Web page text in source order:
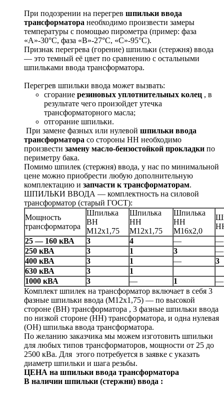
При подозрении на перегрев шпильки ввода
трансформатора необходимо произвести замеры
температуры с помощью пирометра (пример: фаза
«А»-30°С, фаза «В»-27°С, «С»-95°С).
Признак перегрева (горение) шпильки (стержня) ввода
— это темный её цвет по сравнению с остальными
шпильками ввода трансформатора.
Перегрев шпильки ввода может вызвать:
сгорание резиновых уплотнительных колец , в
результате чего произойдет утечка
трансформаторного масла;
отгорание шпильки.
При замене фазных или нулевой шпильки ввода
трансформатора со стороны НН необходимо
произвести замену масло-бензостойкой прокладки по
периметру бака.
Помимо шпилек (стержня) ввода, у нас по минимальной
цене можно приобрести любую дополнительную
комплектацию и запчасти к трансформаторам.
ШПИЛЬКИ ВВОДА — комплектность на силовой
трансформатор (старый ГОСТ):
Мощность
трансформатора
Шпилька
ВН
М12х1,75
Шпилька
НН
М12х1,75
Шпилька
НН
М16х2,0
25 — 160 кВА
3 4 —
—
250 кВА
3 1 3
—
400 кВА
3 1 —
3
630 кВА
3 1
1000 кВА
3 — 1
—
Комплект шпилек на трансформатор включает в себя 3
фазные шпильки ввода (М12х1,75) — по высокой
стороне (ВН) трансформатора , 3 фазные шпильки ввода
по низкой стороне (НН) трансформатора, и одна нулевая
(ОН) шпилька ввода трансформатора.
По желанию заказчика мы можем изготовить шпильки
для любых типов трансформаторов, мощности от 25 до
2500 кВа. Для этого потребуется в заявке с указать
диаметр шпильки и шага резьбы.
ЦЕНА на шпильки ввода трансформатора
В наличии шпильки (стержни) ввода :